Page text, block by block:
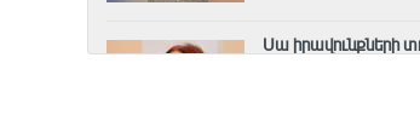
Սա իրավունքների